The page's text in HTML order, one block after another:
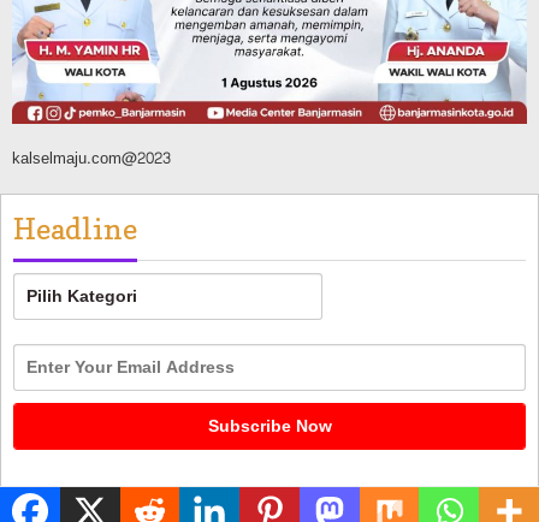
kalselmaju.com@2023
Headline
Headline